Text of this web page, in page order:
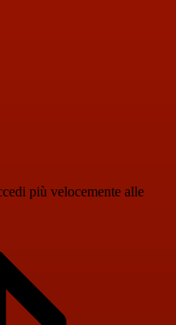
più velocemente alle